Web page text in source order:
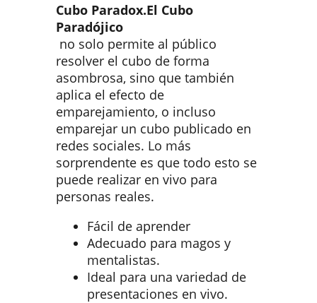
Cubo Paradox.El Cubo
Paradójico
no solo permite al público
resolver el cubo de forma
asombrosa, sino que también
aplica el efecto de
emparejamiento, o incluso
emparejar un cubo publicado en
redes sociales. Lo más
sorprendente es que todo esto se
puede realizar en vivo para
personas reales.
Fácil de aprender
Adecuado para magos y
mentalistas.
Ideal para una variedad de
presentaciones en vivo.